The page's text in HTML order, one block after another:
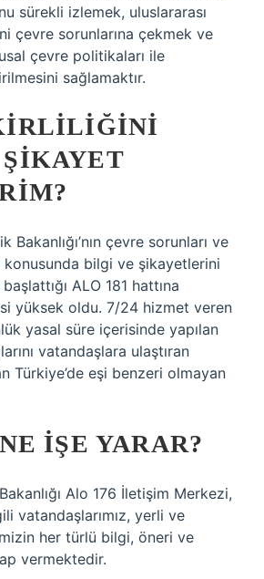
sürekli izlemek, uluslararası
çevre sorunlarına çekmek ve
çevre politikaları ile
sağlamaktır.
Bakanlığı’nın çevre sorunları ve
konusunda bilgi ve şikayetlerini
ALO 181 hattına
yüksek oldu. 7/24 hizmet veren
yasal süre içerisinde yapılan
vatandaşlara ulaştıran
Türkiye’de eşi benzeri olmayan
IŞE YARAR?
Alo 176 İletişim Merkezi,
vatandaşlarımız, yerli ve
her türlü bilgi, öneri ve
vermektedir.